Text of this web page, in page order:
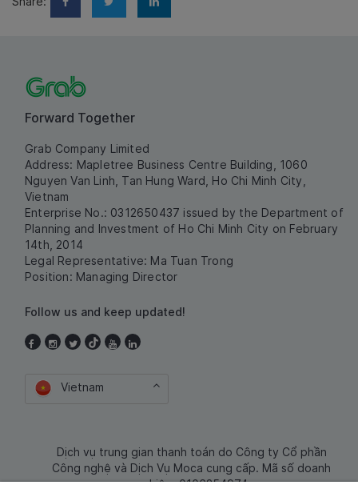
Forward Together
Grab Company Limited
Address: Mapletree Business Centre Building, 1060
Nguyen Van Linh, Tan Hung Ward, Ho Chi Minh City,
Vietnam
Enterprise No.: 0312650437 issued by the Department of
Planning and Investment of Ho Chi Minh City on February
14th, 2014
Legal Representative: Ma Tuan Trong
Position: Managing Director
Follow us and keep updated!
Vietnam
Dịch vụ trung gian thanh toán do Công ty Cổ phần
Công nghệ và Dịch Vụ Moca cung cấp. Mã số doanh
nghiệp: 0106254974